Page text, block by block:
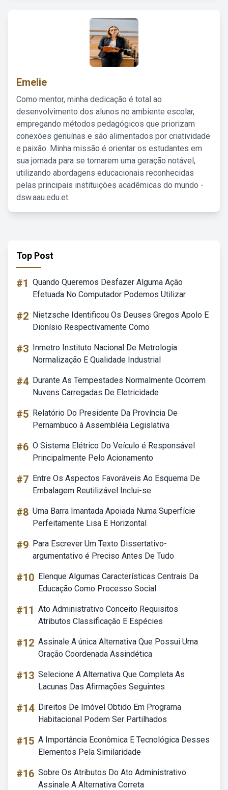
Emelie
Como mentor, minha dedicação é total ao
desenvolvimento dos alunos no ambiente escolar,
empregando métodos pedagógicos que priorizam
conexões genuínas e são alimentados por criatividade
e paixão. Minha missão é orientar os estudantes em
sua jornada para se tornarem uma geração notável,
utilizando abordagens educacionais reconhecidas
pelas principais instituições acadêmicas do mundo -
dsw.aau.edu.et.
Top Post
#1 Quando Queremos Desfazer Alguma Ação
Efetuada No Computador Podemos Utilizar
#2 Nietzsche Identificou Os Deuses Gregos Apolo E
Dionísio Respectivamente Como
#3 Inmetro Instituto Nacional De Metrologia
Normalização E Qualidade Industrial
#4 Durante As Tempestades Normalmente Ocorrem
Nuvens Carregadas De Eletricidade
#5 Relatório Do Presidente Da Província De
Pernambuco à Assembléia Legislativa
#6 O Sistema Elétrico Do Veículo é Responsável
Principalmente Pelo Acionamento
#7 Entre Os Aspectos Favoráveis Ao Esquema De
Embalagem Reutilizável Inclui-se
#8 Uma Barra Imantada Apoiada Numa Superfície
Perfeitamente Lisa E Horizontal
#9 Para Escrever Um Texto Dissertativo-
argumentativo é Preciso Antes De Tudo
#10 Elenque Algumas Características Centrais Da
Educação Como Processo Social
#11 Ato Administrativo Conceito Requisitos
Atributos Classificação E Espécies
#12 Assinale A única Alternativa Que Possui Uma
Oração Coordenada Assindética
#13 Selecione A Alternativa Que Completa As
Lacunas Das Afirmações Seguintes
#14 Direitos De Imóvel Obtido Em Programa
Habitacional Podem Ser Partilhados
#15 A Importância Econômica E Tecnológica Desses
Elementos Pela Similaridade
#16 Sobre Os Atributos Do Ato Administrativo
Assinale A Alternativa Correta